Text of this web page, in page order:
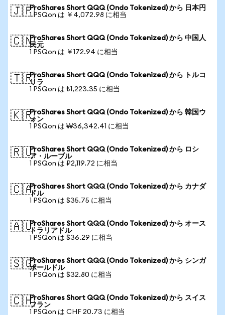
🇯🇵ProShares Short QQQ (Ondo Tokenized) から 日本円
1 PSQon は ￥4,072.98 に相当
🇨🇳ProShares Short QQQ (Ondo Tokenized) から 中国人
民元
1 PSQon は ￥172.94 に相当
🇹🇷ProShares Short QQQ (Ondo Tokenized) から トルコ
リラ
1 PSQon は ₺1,223.35 に相当
🇰🇷ProShares Short QQQ (Ondo Tokenized) から 韓国ウ
ォン
1 PSQon は ₩36,342.41 に相当
🇷🇺ProShares Short QQQ (Ondo Tokenized) から ロシ
ア・ルーブル
1 PSQon は ₽2,119.72 に相当
🇨🇦ProShares Short QQQ (Ondo Tokenized) から カナダ
ドル
1 PSQon は $35.75 に相当
🇦🇺ProShares Short QQQ (Ondo Tokenized) から オース
トラリアドル
1 PSQon は $36.29 に相当
🇸🇬ProShares Short QQQ (Ondo Tokenized) から シンガ
ポールドル
1 PSQon は $32.80 に相当
🇨🇭ProShares Short QQQ (Ondo Tokenized) から スイス
フラン
1 PSQon は CHF 20.73 に相当